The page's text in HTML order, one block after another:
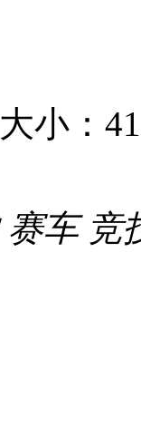
大小：
赛车 竞